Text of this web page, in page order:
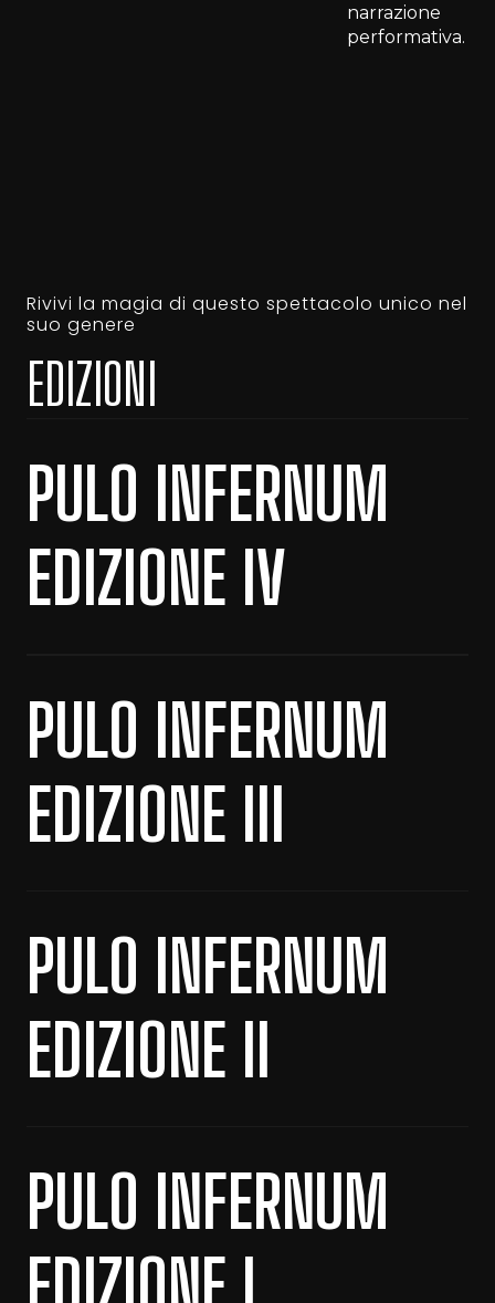
narrazione
performativa.
Rivivi la magia di questo spettacolo unico nel
suo genere
EDIZIONI
PULO INFERNUM
EDIZIONE IV
PULO INFERNUM
EDIZIONE III
PULO INFERNUM
EDIZIONE II
PULO INFERNUM
EDIZIONE I